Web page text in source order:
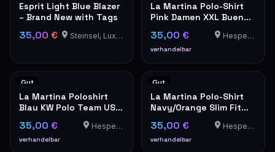
Esprit Light Blue Blazer
– Brand New with Tags
35,00 € Steinsel, Luxembourg
La Martina Polo-Shirt
Pink Damen XXL Buenos
35,00 €
verhandelbar
Hesperange
Gut
La Martina Poloshirt
Blau KW Polo Team USA
Stickerei Herren
35,00 €
verhandelbar
Hesperange
Gut
La Martina Polo-Shirt
Navy/Orange Slim Fit
35,00 €
verhandelbar
Hesperange